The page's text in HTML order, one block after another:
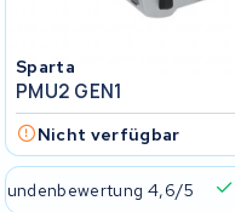
Sparta
PMU2 GEN1
Nicht verfügbar
4,6/5